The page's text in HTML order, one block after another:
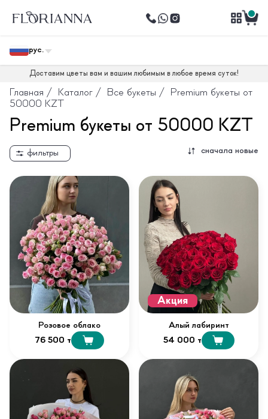
рус.
Доставим цветы вам и вашим любимым в любое время суток!
Главная / Каталог / Все букеты /
Premium букеты от
50000 KZT
Premium букеты от 50000 KZT
фильтры сначала новые
Розовое облако
76 500 т
Акция
Алый лабиринт
54 000 т